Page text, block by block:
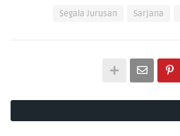
Sarjana
Segala Jurusan